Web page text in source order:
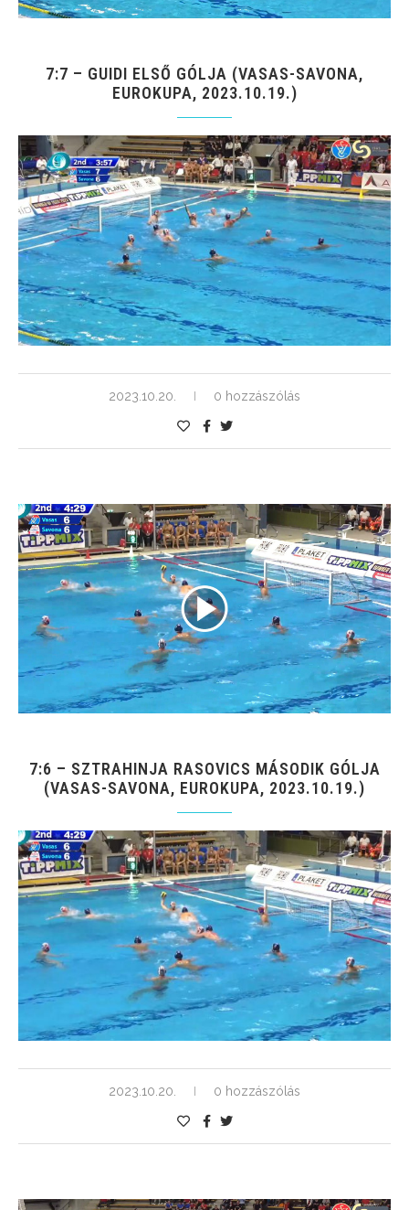
7:7 – GUIDI ELSŐ GÓLJA (VASAS-SAVONA,
EUROKUPA, 2023.10.19.)
2023.10.20. 0 hozzászólás
7:6 – SZTRAHINJA RASOVICS MÁSODIK GÓLJA
(VASAS-SAVONA, EUROKUPA, 2023.10.19.)
2023.10.20. 0 hozzászólás